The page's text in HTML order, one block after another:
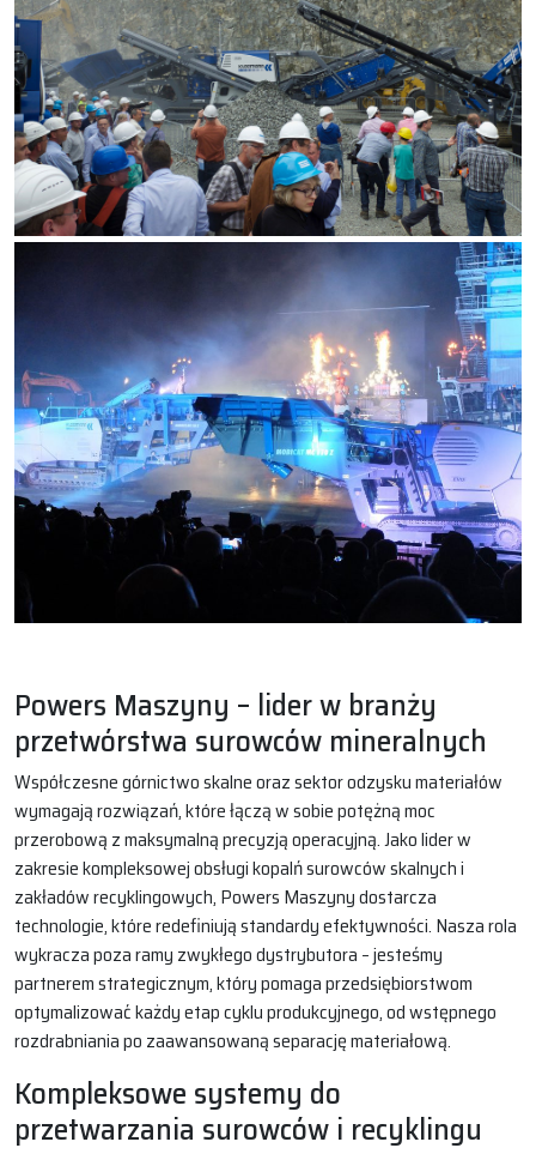
Powers Maszyny – lider w branży
przetwórstwa surowców mineralnych
Współczesne górnictwo skalne oraz sektor odzysku materiałów
wymagają rozwiązań, które łączą w sobie potężną moc
przerobową z maksymalną precyzją operacyjną. Jako lider w
zakresie kompleksowej obsługi kopalń surowców skalnych i
zakładów recyklingowych, Powers Maszyny dostarcza
technologie, które redefiniują standardy efektywności. Nasza rola
wykracza poza ramy zwykłego dystrybutora – jesteśmy
partnerem strategicznym, który pomaga przedsiębiorstwom
optymalizować każdy etap cyklu produkcyjnego, od wstępnego
rozdrabniania po zaawansowaną separację materiałową.
Kompleksowe systemy do
przetwarzania surowców i recyklingu